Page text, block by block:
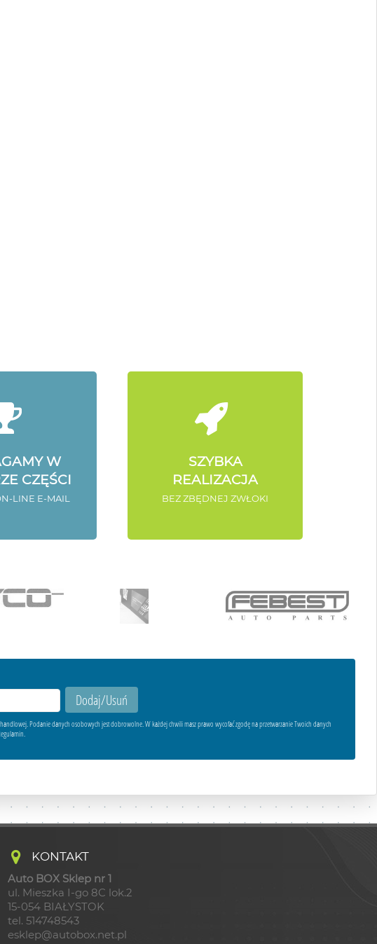
W
CZĘŚCI
LINE E-MAIL
SZYBKA
REALIZACJA
BEZ ZBĘDNEJ ZWŁOKI
Podanie danych osobowych jest dobrowolne. W każdej chwili masz prawo wycofać zgodę na przetwarzanie Twoich danych
KONTAKT
Auto BOX Sklep nr 1
ul. Mieszka I-go 8C lok.2
15-054 BIAŁYSTOK
tel. 514748543
esklep@autobox.net.pl